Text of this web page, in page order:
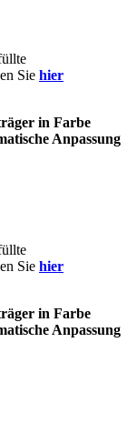
Sie hier
in Farbe
Anpassung
Sie hier
in Farbe
Anpassung